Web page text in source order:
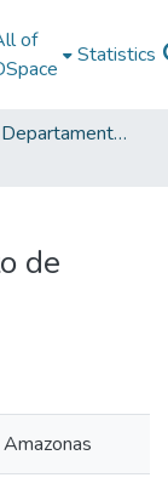
of
Statistics
Documentos Departamentales
de